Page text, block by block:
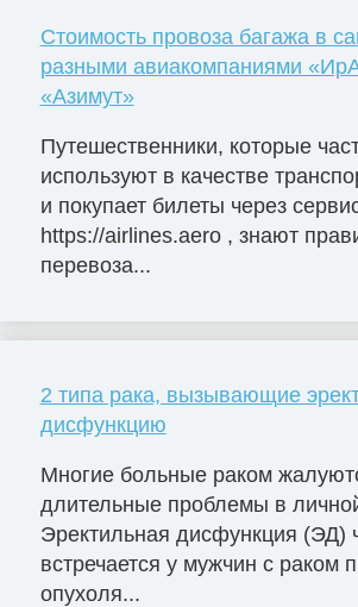
Стоимость провоза багажа в
разными авиакомпаниями
«Азимут»
Путешественники, которые
используют в качестве
и покупает билеты через
https://airlines.aero , знают
перевоза...
2 типа рака, вызывающие
дисфункцию
Многие больные раком
длительные проблемы в
Эректильная дисфункция (ЭД)
встречается у мужчин с раком
опухоля...